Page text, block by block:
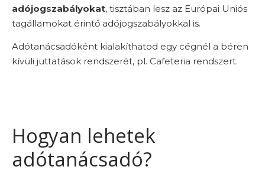
adójogszabályokat, tisztában lesz az Európai Uniós
tagállamokat érintő adójogszabályokkal is.
Adótanácsadóként kialakíthatod egy cégnél a béren
kívüli juttatások rendszerét, pl. Cafeteria rendszert.
Hogyan lehetek
adótanácsadó?